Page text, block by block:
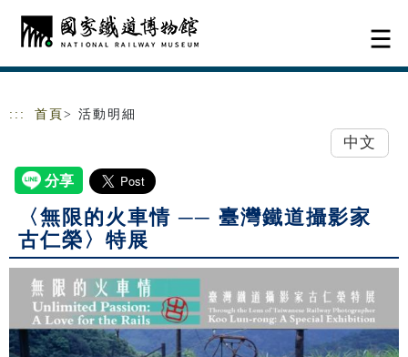
跳到主要內容
網站導覽
::: 首頁 > 活動明細
中文
〈無限的火車情 ── 臺灣鐵道攝影家
古仁榮〉特展